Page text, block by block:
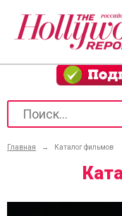
Главная → Каталог фильмов